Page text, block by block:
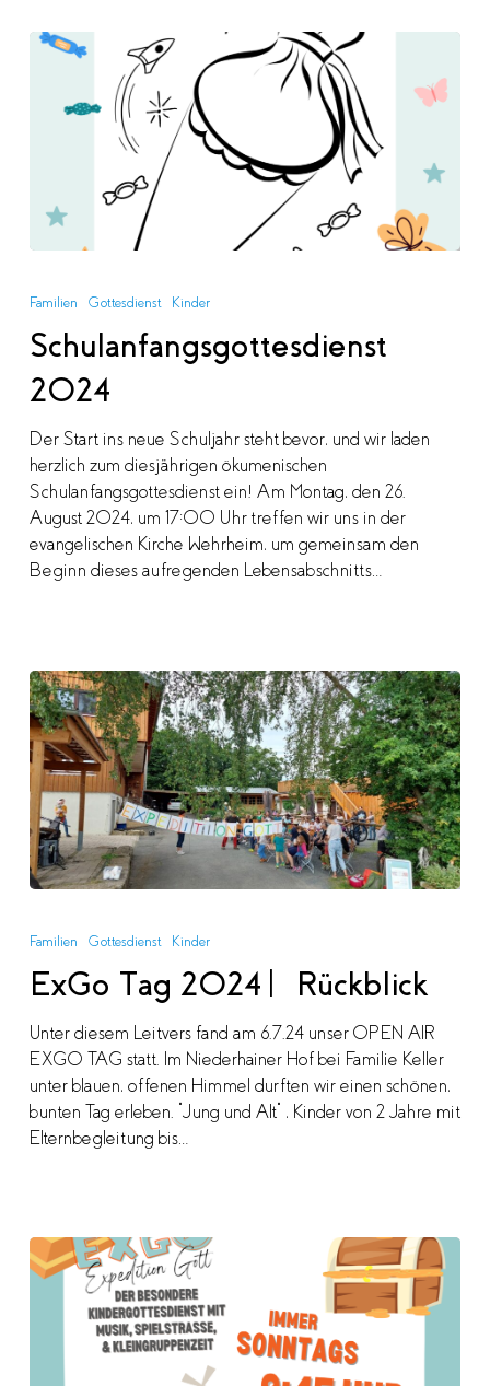
Familien Gottesdienst Kinder
Schulanfangsgottesdienst
2024
Der Start ins neue Schuljahr steht bevor, und wir laden
herzlich zum diesjährigen ökumenischen
Schulanfangsgottesdienst ein! Am Montag, den 26.
August 2024, um 17:00 Uhr treffen wir uns in der
evangelischen Kirche Wehrheim, um gemeinsam den
Beginn dieses aufregenden Lebensabschnitts…
2024
Familien Gottesdienst Kinder
ExGo Tag 2024 | Rückblick
Unter diesem Leitvers fand am 6.7.24 unser OPEN AIR
EXGO TAG statt. Im Niederhainer Hof bei Familie Keller
unter blauen, offenen Himmel durften wir einen schönen,
bunten Tag erleben. "Jung und Alt" , Kinder von 2 Jahre mit
Elternbegleitung bis…